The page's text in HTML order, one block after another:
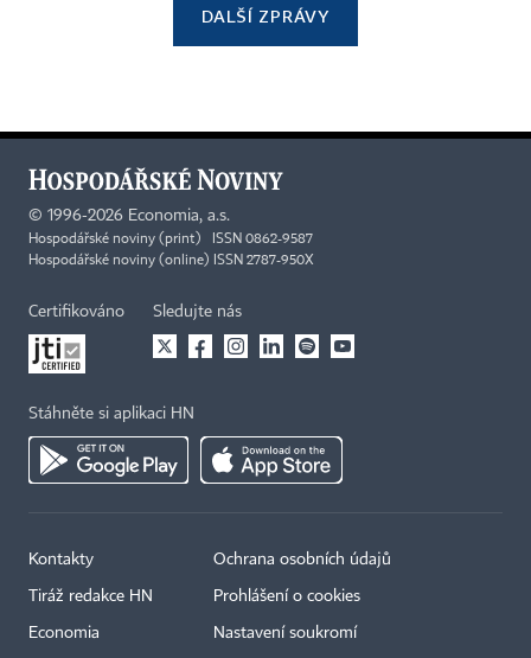
DALŠÍ ZPRÁVY
© 1996-2026 Economia, a.s.
Hospodářské noviny (print) ISSN 0862-9587
Hospodářské noviny (online) ISSN 2787-950X
Certifikováno Sledujte nás
Stáhněte si aplikaci HN
Kontakty
Tiráž redakce HN
Economia
Ochrana osobních údajů
Prohlášení o cookies
Nastavení soukromí